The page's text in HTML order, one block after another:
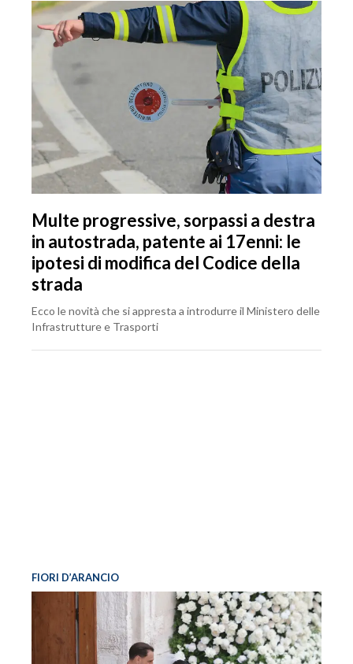
Multe progressive, sorpassi a destra
in autostrada, patente ai 17enni: le
ipotesi di modifica del Codice della
strada
Ecco le novità che si appresta a introdurre il Ministero delle
Infrastrutture e Trasporti
FIORI D’ARANCIO